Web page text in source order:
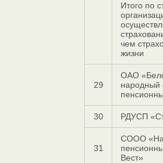
Итого по
чем
жизни
29
ОАО
народный
30 РДУСП
31
СООО
Вест»